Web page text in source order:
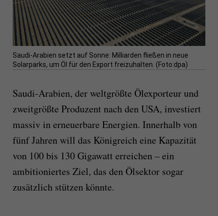
Saudi-Arabien setzt auf Sonne: Milliarden fließen in neue
Solarparks, um Öl für den Export freizuhalten. (Foto:dpa)
Saudi-Arabien, der weltgrößte Ölexporteur und
zweitgrößte Produzent nach den USA, investiert
massiv in erneuerbare Energien. Innerhalb von
fünf Jahren will das Königreich eine Kapazität
von 100 bis 130 Gigawatt erreichen – ein
ambitioniertes Ziel, das den Ölsektor sogar
zusätzlich stützen könnte.